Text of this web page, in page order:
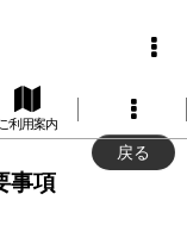
ご利用案内
事項
戻る